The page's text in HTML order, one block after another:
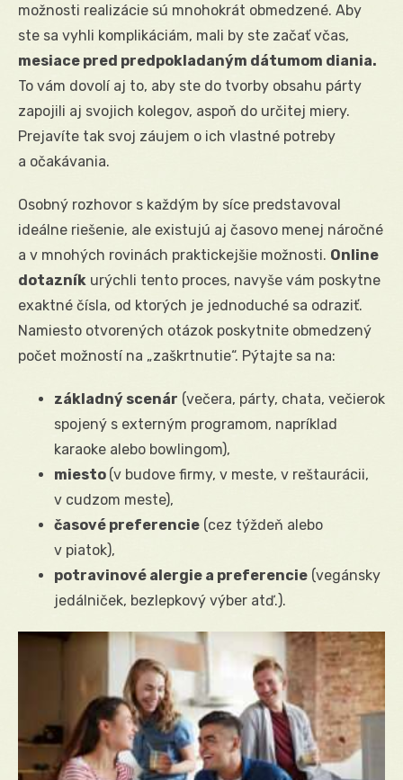
možnosti realizácie sú mnohokrát obmedzené. Aby
ste sa vyhli komplikáciám, mali by ste začať včas,
mesiace pred predpokladaným dátumom diania.
To vám dovolí aj to, aby ste do tvorby obsahu párty
zapojili aj svojich kolegov, aspoň do určitej miery.
Prejavíte tak svoj záujem o ich vlastné potreby
a očakávania.
Osobný rozhovor s každým by síce predstavoval
ideálne riešenie, ale existujú aj časovo menej náročné
a v mnohých rovinách praktickejšie možnosti. Online
dotazník urýchli tento proces, navyše vám poskytne
exaktné čísla, od ktorých je jednoduché sa odraziť.
Namiesto otvorených otázok poskytnite obmedzený
počet možností na „zaškrtnutie“. Pýtajte sa na:
základný scenár (večera, párty, chata, večierok
spojený s externým programom, napríklad
karaoke alebo bowlingom),
miesto (v budove firmy, v meste, v reštaurácii,
v cudzom meste),
časové preferencie (cez týždeň alebo
v piatok),
potravinové alergie a preferencie (vegánsky
jedálniček, bezlepkový výber atď.).